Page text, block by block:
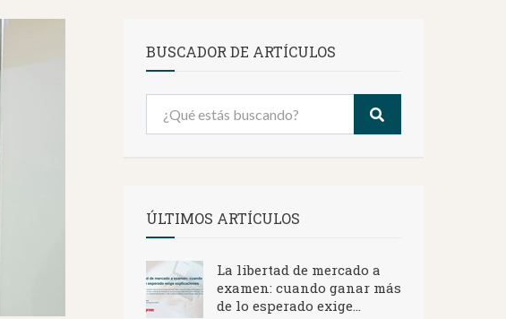
BUSCADOR DE ARTÍCULOS
ÚLTIMOS ARTÍCULOS
La libertad de mercado a
examen: cuando ganar más
de lo esperado exige...